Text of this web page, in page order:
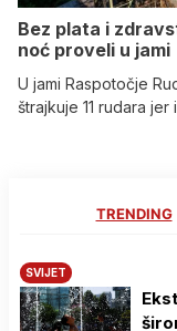
Bez plata i
noć proveli u jami
U jami Raspotočje
štrajkuje 11 rudara
TRENDING
SVIJET